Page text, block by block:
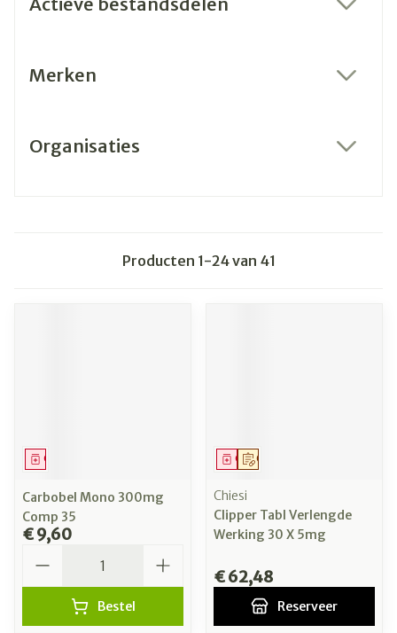
Merken
Organisaties
Producten 1-24van 41
Geneesmiddel
Carbobel Mono 300mg
Comp 35
€ 9,60
Bestel
Op voorschrift
Geneesmiddel
Chiesi
Clipper Tabl Verlengde
Werking 30 X 5mg
€ 62,48
Reserveer